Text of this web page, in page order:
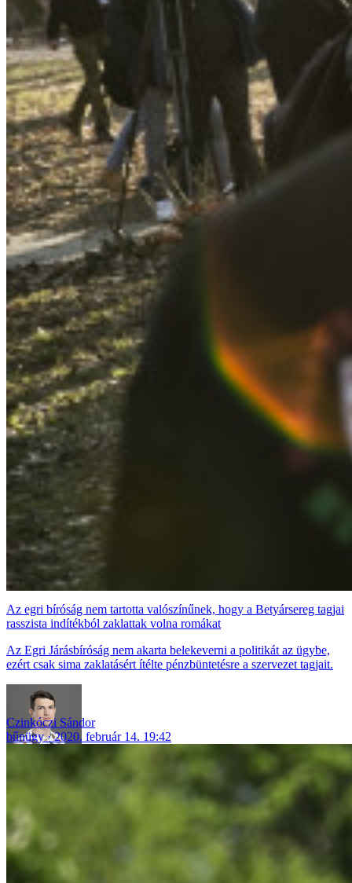
Az egri bíróság nem tartotta valószínűnek, hogy a Betyársereg tagjai
rasszista indítékból zaklattak volna romákat
Az Egri Járásbíróság nem akarta belekeverni a politikát az ügybe,
ezért csak sima zaklatásért ítélte pénzbüntetésre a szervezet tagjait.
Czinkóczi Sándor
bűnügy
2020. február 14. 19:42